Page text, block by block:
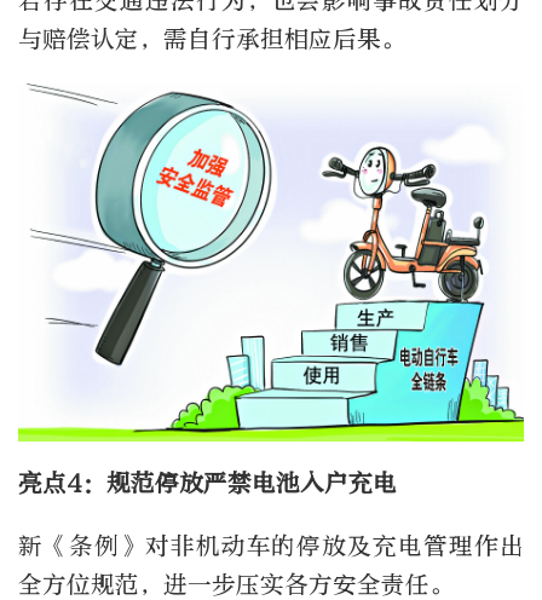
与赔偿认定，需自行承担相应后果。
亮点4：规范停放严禁电池入户充电
新《条例》对非机动车的停放及充电管理作出
全方位规范，进一步压实各方安全责任。